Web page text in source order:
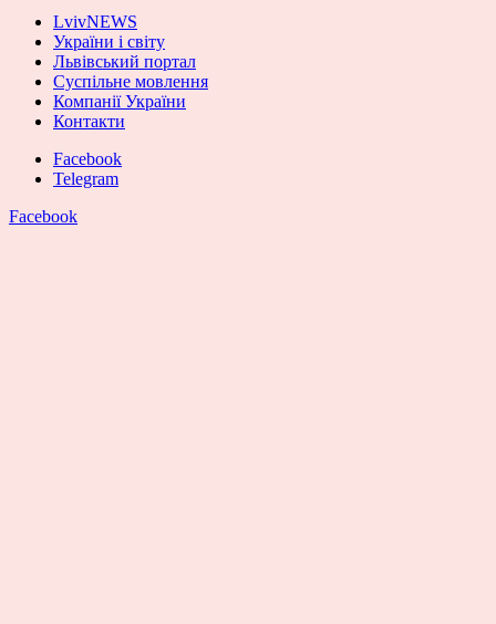
LvivNEWS
України і світу
Львівський портал
Суспільне мовлення
Компанії України
Контакти
Facebook
Telegram
Facebook